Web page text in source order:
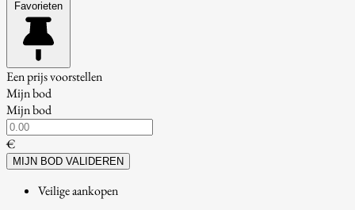
Favorieten
Een prijs voorstellen
Mijn bod
Mijn bod
€
MIJN BOD VALIDEREN
Veilige aankopen